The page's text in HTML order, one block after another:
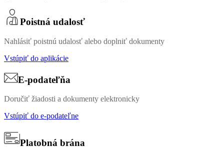
Poistná udalosť
Nahlásiť poistnú udalosť alebo doplniť dokumenty
Vstúpiť do aplikácie
E-podateľňa
Doručiť žiadosti a dokumenty elektronicky
Vstúpiť do e-podateľne
Platobná brána